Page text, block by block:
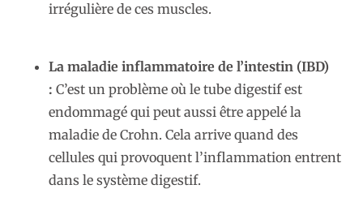
irrégulière de ces muscles.
La maladie inflammatoire de l’intestin (IBD)
: C’est un problème où le tube digestif est
endommagé qui peut aussi être appelé la
maladie de Crohn. Cela arrive quand des
cellules qui provoquent l’inflammation entrent
dans le système digestif.